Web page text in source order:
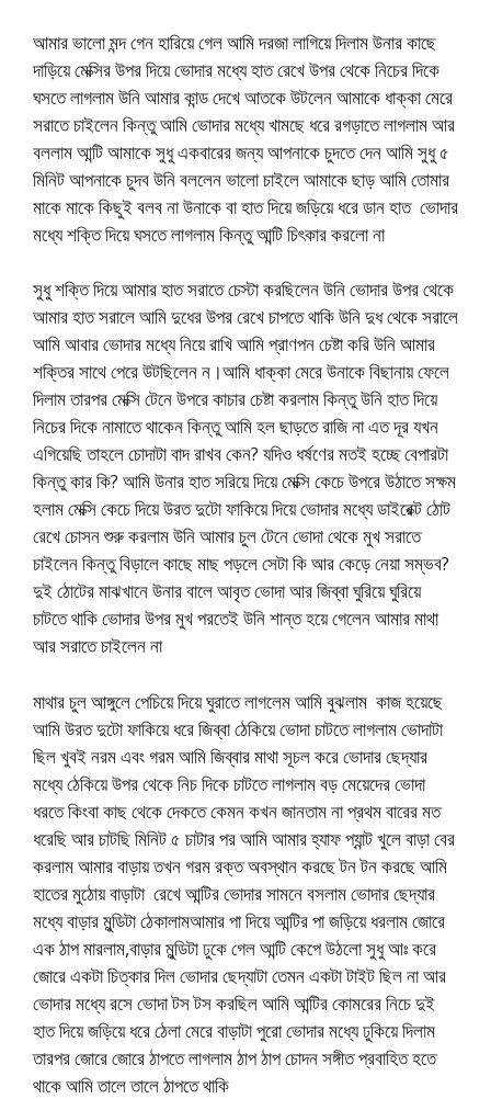
আমার ভালো মন্দ গেন হারিয়ে গেল আমি দরজা লাগিয়ে দিলাম উনার কাছে
দাড়িয়ে মেক্সির উপর দিয়ে ভোদার মধ্যে হাত রেখে উপর থেকে নিচের দিকে
ঘসতে লাগলাম উনি আমার কান্ড দেখে আতকে উটলেন আমাকে ধাক্কা মেরে
সরাতে চাইলেন কিন্তু আমি ভোদার মধ্যে খামছে ধরে রগড়াতে লাগলাম আর
বললাম আন্টি আমাকে সুধু একবারের জন্য আপনাকে চুদতে দেন আমি সুধু ৫
মিনিট আপনাকে চুদব উনি বললেন ভালো চাইলে আমাকে ছাড় আমি তোমার
মাকে মাকে কিছুই বলব না উনাকে বা হাত দিয়ে জড়িয়ে ধরে ডান হাত ভোদার
মধ্যে শক্তি দিয়ে ঘসতে লাগলাম কিন্তু আন্টি চিৎকার করলো না
সুধু শক্তি দিয়ে আমার হাত সরাতে চেস্টা করছিলেন উনি ভোদার উপর থেকে
আমার হাত সরালে আমি দুধের উপর রেখে চাপতে থাকি উনি দুধ থেকে সরালে
আমি আবার ভোদার মধ্যে নিয়ে রাখি আমি প্রাণপন চেষ্টা করি উনি আমার
শক্তির সাথে পেরে উটছিলেন ন।আমি ধাক্কা মেরে উনাকে বিছানায় ফেলে
দিলাম তারপর মেক্সি টেনে উপরে কাচার চেষ্টা করলাম কিন্তু উনি হাত দিয়ে
নিচের দিকে নামাতে থাকেন কিন্তু আমি হল ছাড়তে রাজি না এত দূর যখন
এগিয়েছি তাহলে চোদাটা বাদ রাখব কেন? যদিও ধর্ষণের মতই হচ্ছে বেপারটা
কিন্তু কার কি? আমি উনার হাত সরিয়ে দিয়ে মেক্সি কেচে উপরে উঠাতে সক্ষম
হলাম মেক্সি কেচে দিয়ে উরত দুটো ফাকিয়ে দিয়ে ভোদার মধ্যে ডাইরেক্ট ঠোট
রেখে চোসন শুরু করলাম উনি আমার চুল টেনে ভোদা থেকে মুখ সরাতে
চাইলেন কিন্তু বিড়ালে কাছে মাছ পড়লে সেটা কি আর কেড়ে নেয়া সম্ভব?
দুই ঠোটের মাঝখানে উনার বালে আবৃত ভোদা আর জিব্বা ঘুরিয়ে ঘুরিয়ে
চাটতে থাকি ভোদার উপর মুখ পরতেই উনি শান্ত হয়ে গেলেন আমার মাথা
আর সরাতে চাইলেন না
মাথার চুল আঙ্গুলে পেচিয়ে দিয়ে ঘুরাতে লাগলেম আমি বুঝলাম কাজ হয়েছে
আমি উরত দুটো ফাকিয়ে ধরে জিব্বা ঠেকিয়ে ভোদা চাটতে লাগলাম ভোদাটা
ছিল খুবই নরম এবং গরম আমি জিব্বার মাথা সূচল করে ভোদার ছেদ্যার
মধ্যে ঠেকিয়ে উপর থেকে নিচ দিকে চাটতে লাগলাম বড় মেয়েদের ভোদা
ধরতে কিংবা কাছ থেকে দেকতে কেমন কখন জানতাম না প্রথম বারের মত
ধরেছি আর চাটছি মিনিট ৫ চাটার পর আমি আমার হ্যাফ প্যান্ট খুলে বাড়া বের
করলাম আমার বাড়ায় তখন গরম রক্ত অবস্থান করছে টন টন করছে আমি
হাতের মুঠোয় বাড়াটা রেখে আন্টির ভোদার সামনে বসলাম ভোদার ছেদ্যার
মধ্যে বাড়ার মুন্ডিটা ঠেকালামআমার পা দিয়ে আন্টির পা জড়িয়ে ধরলাম জোরে
এক ঠাপ মারলাম,বাড়ার মুন্ডিটা ঢুকে গেল আন্টি কেপে উঠলো সুধু আঃ করে
জোরে একটা চিত্কার দিল ভোদার ছেদ্যাটা তেমন একটা টাইট ছিল না আর
ভোদার মধ্যে রসে ভোদা টস টস করছিল আমি আন্টির কোমরের নিচে দুই
হাত দিয়ে জড়িয়ে ধরে ঠেলা মেরে বাড়াটা পুরো ভোদার মধ্যে ঢুকিয়ে দিলাম
তারপর জোরে জোরে ঠাপতে লাগলাম ঠাপ ঠাপ চোদন সঙ্গীত প্রবাহিত হতে
থাকে আমি তালে তালে ঠাপতে থাকি